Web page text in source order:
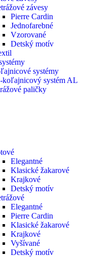
závesy
Pierre Cardin
Jednofarebné
Vzorované
Detský motív
systémy
koľajnicový systém AL
paličky
Elegantné
Klasické žakarové
Krajkové
Detský motív
Elegantné
Pierre Cardin
Klasické žakarové
Krajkové
Vyšívané
Detský motív